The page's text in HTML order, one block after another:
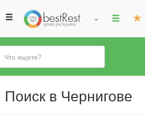
Вы
здесь
Поиск в Чернигове